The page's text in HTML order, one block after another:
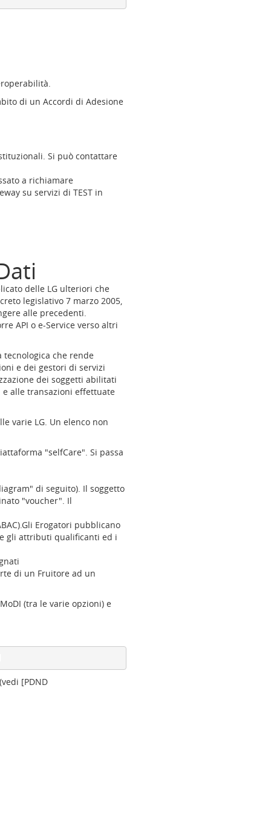
di un Accordi di Adesione
Si può contattare
a richiamare
su servizi di TEST in
delle LG ulteriori che
legislativo 7 marzo 2005,
alle precedenti.
API o e-Service verso altri
tecnologica che rende
e dei gestori di servizi
dei soggetti abilitati
e alle transazioni effettuate
varie LG. Un elenco non
"selfCare". Si passa
di seguito). Il soggetto
"voucher". Il
Erogatori pubblicano
gli attributi qualificanti ed i
di un Fruitore ad un
(tra le varie opzioni) e
[PDND